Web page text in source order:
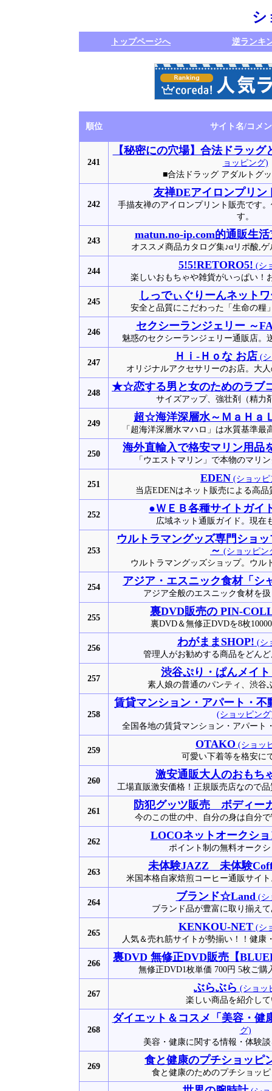
シ
トップページへ 逆ランキ
順位 サイト名/コメ
241
【秘密にの穴場】合法ドラッ
ョッピング)
■合法ドラッグ アダルトグ
242
友禅DEアイロンプリン
手描友禅のアイロンプリント販売です
す。
243
matun.no-ip.com的通販生活
オススメ商品カタログ集♪αリポ酸,
244
5!5!RETORO5! (シ
楽しいおもちゃや雑貨がいっぱい！
245
しっでぃぐりーんネット
安全と品質にこだわった「生命の糧
246
セクシーランジェリー ～
魅惑のセクシーランジェリー通販店。
247
Ｈｉ-Ｈｏな お店 (
オリジナルアクセサリーのお店。大
248
★☆恋する男と女のためのラ
サイズアップ、強壮剤（精力
249
超☆海洋深層水～ＭａＨａ
「超海洋深層水マハロ」は水質基準
250
海外直輸入で格安マリン用品
「ウエストマリン」で本物のマリ
251
EDEN (ショッピ
当店EDENはネット販売による高
252
●ＷＥＢ各種サイトガイ
広域ネット通販ガイド。現在
253
ウルトラマングッズ専門ショ
～ (ショッピン
ウルトラマングッズショップ。ウル
254
アジア・エスニック食材「シ
アジア全般のエスニック食材を
255
裏DVD販売の PIN-
裏DVD＆無修正DVDを8枚
256
わがままSHOP! (シ
管理人がお勧めする商品をどん
257
渋谷ぷり・ぱんメイト
素人娘の普通のパンティ、渋谷
258
賃貸マンション・アパート・不
(ショッピン
全国各地の賃貸マンション・アパート
259
OTAKO (ショッ
可愛い下着等を格安に
260
激安通販大人のおもち
工場直販激安価格！正規販売店なので
261
防犯グッツ販売 ボディー
今のこの世の中、自分の身は自分
262
LOCOネットオークショ
ポイント制の無料オーク
263
未体験JAZZ 未体験
米国本格自家焙煎コーヒー通販サイ
264
ブランド☆Land(シ
ブランド品が豊富に取り揃え
265
KENKOU-NET(シ
人気＆売れ筋サイトが勢揃い！！健康
266
裏DVD 無修正DVD販売【
無修正DVD1枚単価 700円 5枚ご購
267
ぶらぶら (ショッ
楽しい商品を紹介し
268
ダイエット＆コスメ「美容・健
グ)
美容・健康に関する情報・体験
269
食と健康のプチショッピ
食と健康のためのプチショッ